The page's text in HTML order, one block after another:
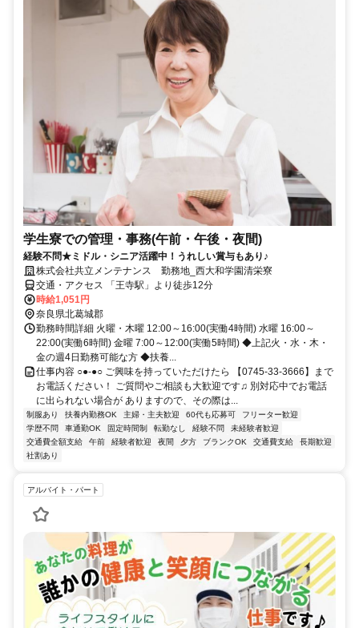
学生寮での管理・事務(午前・午後・夜間)
経験不問★ミドル・シニア活躍中！うれしい賞与もあり♪
株式会社共立メンテナンス 勤務地_西大和学園清栄寮
交通・アクセス 「王寺駅」より徒歩12分
時給1,051円
奈良県北葛城郡
勤務時間詳細 火曜・木曜 12:00～16:00(実働4時間) 水曜 16:00～
22:00(実働6時間) 金曜 7:00～12:00(実働5時間) ◆上記火・水・木・
金の週4日勤務可能な方 ◆扶養...
仕事内容 ○●-●○ ご興味を持っていただけたら 【0745-33-3666】まで
お電話ください！ ご質問やご相談も大歓迎です♫ 別対応中でお電話
に出られない場合が ありますので、その際は...
制服あり 扶養内勤務OK 主婦・主夫歓迎 60代も応募可
フリーター歓迎
学歴不問
車通勤OK 固定時間制 転勤なし 経験不問
未経験者歓迎
交通費全額支給
午前 経験者歓迎 夜間 夕方 ブランクOK 交通費支給
長期歓迎
社割あり
アルバイト・パート